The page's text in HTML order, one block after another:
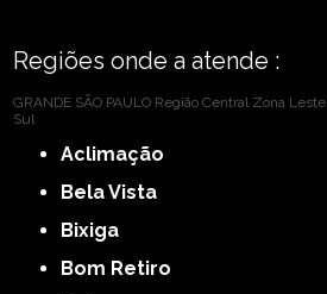
Regiões onde a atende :
GRANDE SÃO PAULO Região Central Zona Leste
Sul
Aclimação
Bela Vista
Bixiga
Bom Retiro